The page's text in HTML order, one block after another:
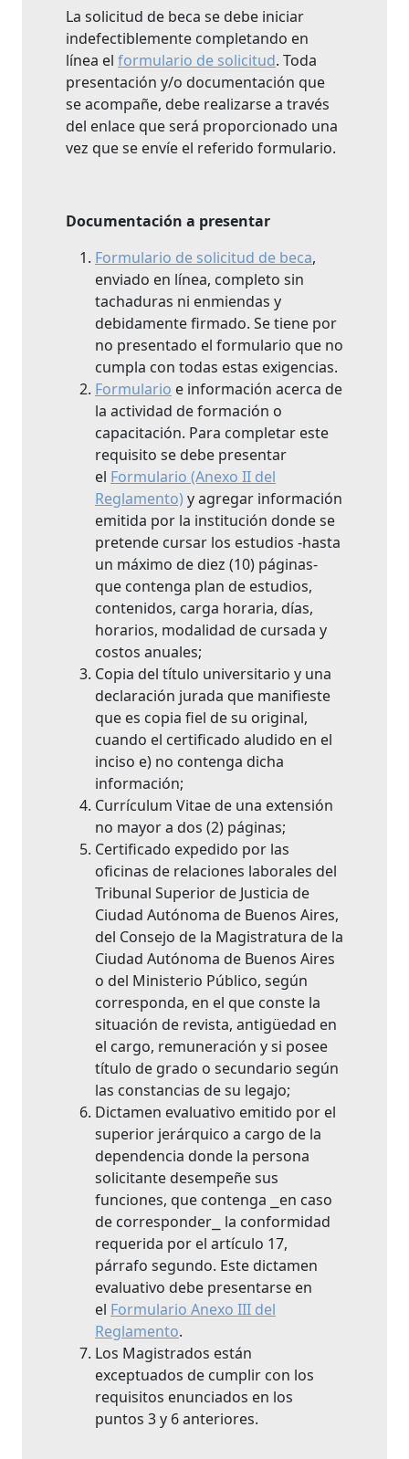
La solicitud de beca se debe iniciar
indefectiblemente completando en
línea el formulario de solicitud. Toda
presentación y/o documentación que
se acompañe, debe realizarse a través
del enlace que será proporcionado una
vez que se envíe el referido formulario.
Documentación a presentar
Formulario de solicitud de beca,
enviado en línea, completo sin
tachaduras ni enmiendas y
debidamente firmado. Se tiene por
no presentado el formulario que no
cumpla con todas estas exigencias.
Formulario e información acerca de
la actividad de formación o
capacitación. Para completar este
requisito se debe presentar
el Formulario (Anexo II del
Reglamento) y agregar información
emitida por la institución donde se
pretende cursar los estudios -hasta
un máximo de diez (10) páginas-
que contenga plan de estudios,
contenidos, carga horaria, días,
horarios, modalidad de cursada y
costos anuales;
Copia del título universitario y una
declaración jurada que manifieste
que es copia fiel de su original,
cuando el certificado aludido en el
inciso e) no contenga dicha
información;
Currículum Vitae de una extensión
no mayor a dos (2) páginas;
Certificado expedido por las
oficinas de relaciones laborales del
Tribunal Superior de Justicia de
Ciudad Autónoma de Buenos Aires,
del Consejo de la Magistratura de la
Ciudad Autónoma de Buenos Aires
o del Ministerio Público, según
corresponda, en el que conste la
situación de revista, antigüedad en
el cargo, remuneración y si posee
título de grado o secundario según
las constancias de su legajo;
Dictamen evaluativo emitido por el
superior jerárquico a cargo de la
dependencia donde la persona
solicitante desempeñe sus
funciones, que contenga ⎯en caso
de corresponder⎯ la conformidad
requerida por el artículo 17,
párrafo segundo. Este dictamen
evaluativo debe presentarse en
el Formulario Anexo III del
Reglamento.
Los Magistrados están
exceptuados de cumplir con los
requisitos enunciados en los
puntos 3 y 6 anteriores.